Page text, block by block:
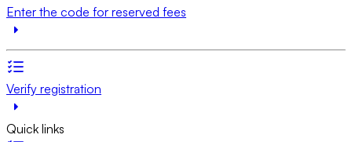
Enter the code for reserved fees
Verify registration
Quick links